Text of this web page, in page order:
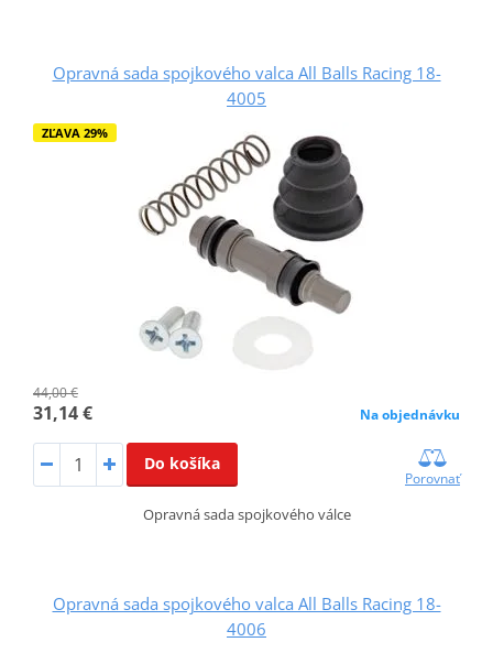
Opravná sada spojkového valca All Balls Racing 18-
4005
ZĽAVA 29%
44,00 €
31,14 € Na objednávku
Do košíka
Porovnať
Opravná sada spojkového válce
Opravná sada spojkového valca All Balls Racing 18-
4006